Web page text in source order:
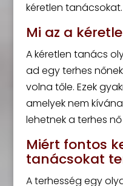
kéretlen tanácsokat.
Mi az a
A kéretlen tanács
ad egy terhes
volna tőle. Ezek
amelyek nem
lehetnek a terhes
Miért fontos
tanácsokat
A terhesség egy